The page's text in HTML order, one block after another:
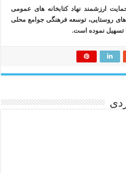
ارزشمند نهاد کتابخانه های عمومی
های روستایی، توسعه فرهنگی جوامع محلی
تسهیل نموده است.